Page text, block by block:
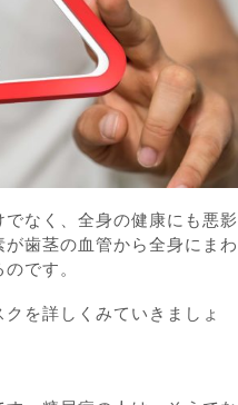
なく、全身の健康にも悪影
歯茎の血管から全身にまわ
です。
を詳しくみていきましょ